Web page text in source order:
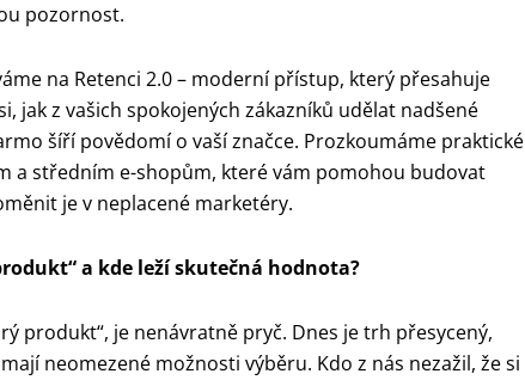
pozornost.
na Retenci 2.0 – moderní přístup, který přesahuje
jak z vašich spokojených zákazníků udělat nadšené
šíří povědomí o vaší značce. Prozkoumáme praktické
a středním e-shopům, které vám pomohou budovat
je v neplacené marketéry.
a kde leží skutečná hodnota?
produkt“, je nenávratně pryč. Dnes je trh přesycený,
neomezené možnosti výběru. Kdo z nás nezažil, že si